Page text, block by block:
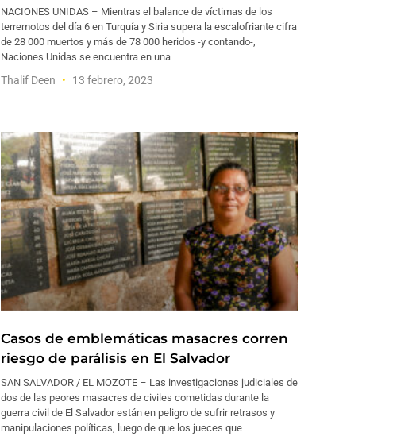
NACIONES UNIDAS – Mientras el balance de víctimas de los
terremotos del día 6 en Turquía y Siria supera la escalofriante cifra
de 28 000 muertos y más de 78 000 heridos -y contando-,
Naciones Unidas se encuentra en una
Thalif Deen 13 febrero, 2023
Casos de emblemáticas masacres corren
riesgo de parálisis en El Salvador
SAN SALVADOR / EL MOZOTE – Las investigaciones judiciales de
dos de las peores masacres de civiles cometidas durante la
guerra civil de El Salvador están en peligro de sufrir retrasos y
manipulaciones políticas, luego de que los jueces que